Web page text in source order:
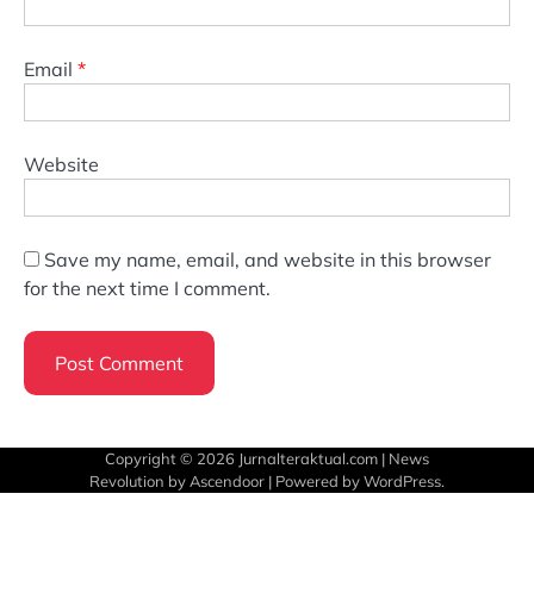
Email *
Website
Save my name, email, and website in this browser
for the next time I comment.
Copyright © 2026 Jurnalteraktual.com | News
Revolution by Ascendoor | Powered byWordPress.